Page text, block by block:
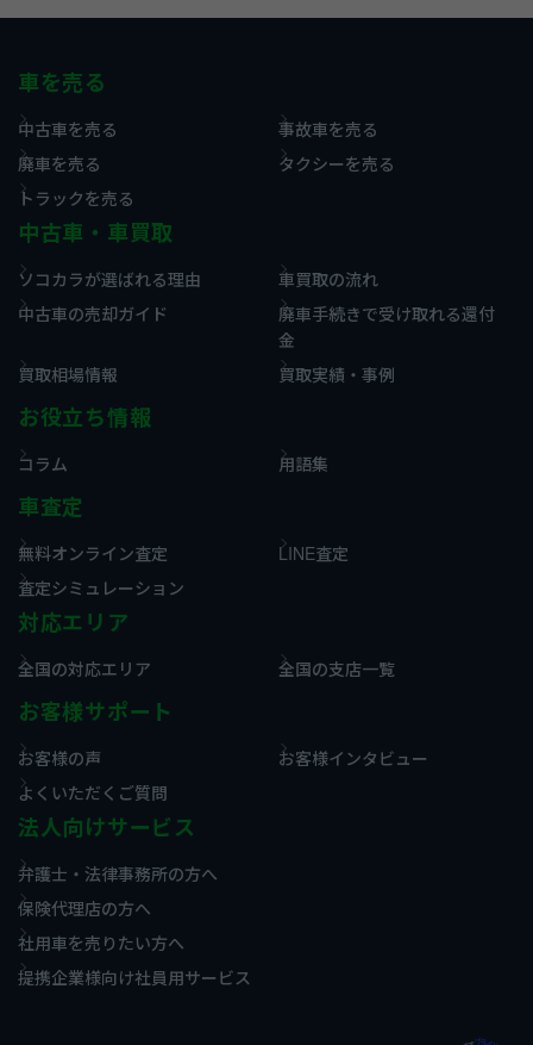
車を売る
中古車を売る
事故車を売る
廃車を売る
タクシーを売る
トラックを売る
中古車・車買取
ソコカラが選ばれる理由
車買取の流れ
中古車の売却ガイド
廃車手続きで受け取れる還付
金
買取相場情報
買取実績・事例
お役立ち情報
コラム 用語集
車査定
無料オンライン査定
LINE査定
査定シミュレーション
対応エリア
全国の対応エリア 全国の支店一覧
お客様サポート
お客様の声
お客様インタビュー
よくいただくご質問
法人向けサービス
弁護士・法律事務所の方へ
保険代理店の方へ
社用車を売りたい方へ
提携企業様向け社員用サービス